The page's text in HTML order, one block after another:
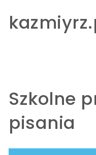
Szkolne
pisania